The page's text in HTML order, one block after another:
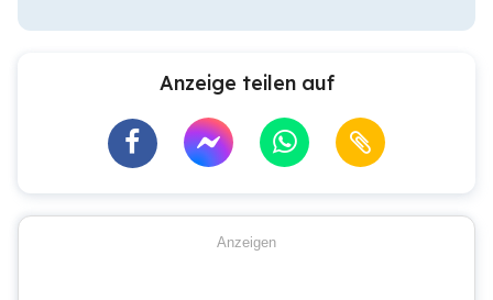
Anzeige teilen auf
Anzeigen